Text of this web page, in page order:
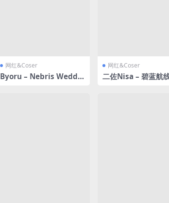
网红&Coser
Byoru – Nebris Weddin
网红&Coser
二佐Nisa – 碧蓝航